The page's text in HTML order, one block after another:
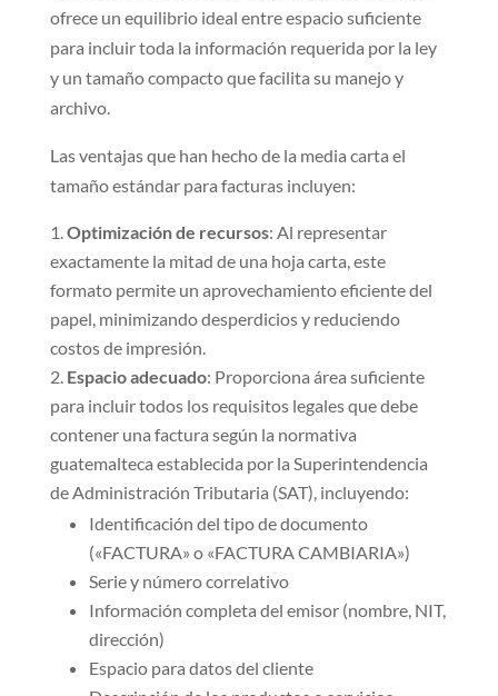
ofrece un equilibrio ideal entre espacio suficiente
para incluir toda la información requerida por la ley
y un tamaño compacto que facilita su manejo y
archivo.
Las ventajas que han hecho de la media carta el
tamaño estándar para facturas incluyen:
Optimización de recursos: Al representar
exactamente la mitad de una hoja carta, este
formato permite un aprovechamiento eficiente del
papel, minimizando desperdicios y reduciendo
costos de impresión.
Espacio adecuado: Proporciona área suficiente
para incluir todos los requisitos legales que debe
contener una factura según la normativa
guatemalteca establecida por la Superintendencia
de Administración Tributaria (SAT), incluyendo:
Identificación del tipo de documento
(«FACTURA» o «FACTURA CAMBIARIA»)
Serie y número correlativo
Información completa del emisor (nombre, NIT,
dirección)
Espacio para datos del cliente